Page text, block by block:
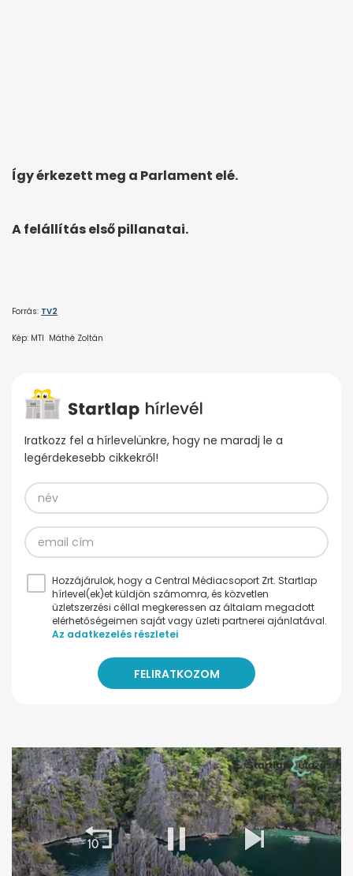
Így érkezett meg a Parlament elé.
A felállítás első pillanatai.
Forrás: TV2
Kép: MTI Máthé Zoltán
Iratkozz fel a hírlevelünkre, hogy ne maradj le a
legérdekesebb cikkekről!
Hozzájárulok, hogy a Central Médiacsoport Zrt. Startlap
hírlevel(ek)et küldjön számomra, és közvetlen
üzletszerzési céllal megkeressen az általam megadott
elérhetőségeimen saját vagy üzleti partnerei ajánlatával.
Az adatkezelés részletei